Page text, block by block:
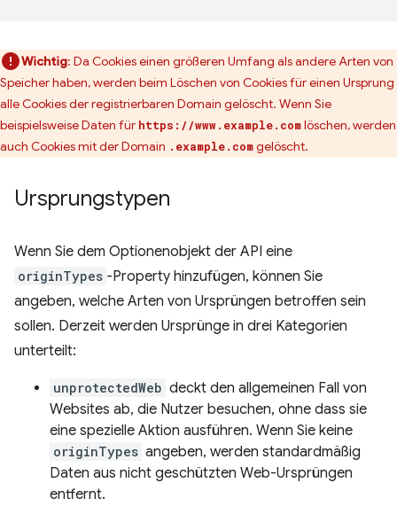
Wichtig: Da Cookies einen größeren Umfang als andere Arten von
Speicher haben, werden beim Löschen von Cookies für einen Ursprung
alle Cookies der registrierbaren Domain gelöscht. Wenn Sie
beispielsweise Daten für https://www.example.comlöschen, werden
auch Cookies mit der Domain .example.comgelöscht.
Ursprungstypen
Wenn Sie dem Optionenobjekt der API eine
originTypes -Property hinzufügen, können Sie
angeben, welche Arten von Ursprüngen betroffen sein
sollen. Derzeit werden Ursprünge in drei Kategorien
unterteilt:
unprotectedWeb deckt den allgemeinen Fall von
Websites ab, die Nutzer besuchen, ohne dass sie
eine spezielle Aktion ausführen. Wenn Sie keine
originTypes angeben, werden standardmäßig
Daten aus nicht geschützten Web-Ursprüngen
entfernt.